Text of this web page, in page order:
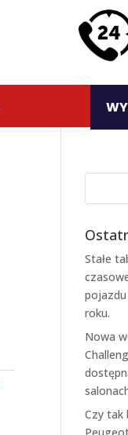
Stałe
roku.
Nowa
Czy tak